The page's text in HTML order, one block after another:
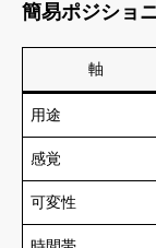
簡易ポジショ
軸
用途
感覚
可変性